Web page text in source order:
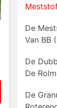
De
Van BB
De
De
De